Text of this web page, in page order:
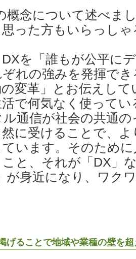
念について述べま
った方もいらっし
を「誰もが公平に
れの強みを発揮で
変革」とお伝えし
で何気なく使って
通信が社会の共通
に受けることで、
います。そのため
と、それが「DX」
が身近になり、ワク
げることで地域や業種の壁を